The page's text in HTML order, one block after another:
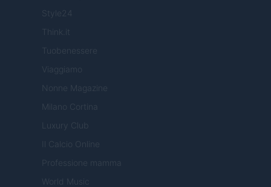
Style24
Think.it
Tuobenessere
Viaggiamo
Nonne Magazine
Milano Cortina
Luxury Club
Il Calcio Online
Professione mamma
World Music